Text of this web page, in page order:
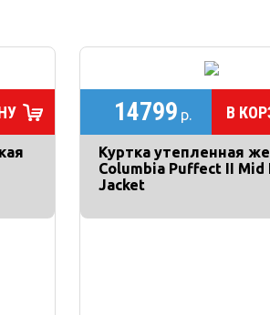
14799 р. В
Куртка утепленная
Columbia Puffect II Mid
Jacket